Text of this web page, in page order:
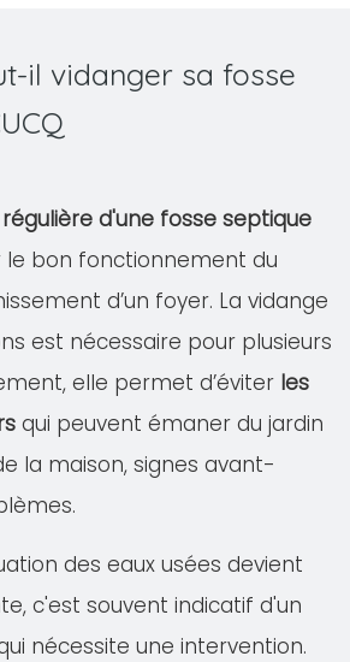
il vidanger sa fosse
d'une fosse septique
le bon fonctionnement du
d’un foyer. La vidange
est nécessaire pour plusieurs
elle permet d’éviter les
qui peuvent émaner du jardin
la maison, signes avant-
des eaux usées devient
c'est souvent indicatif d'un
nécessite une intervention.